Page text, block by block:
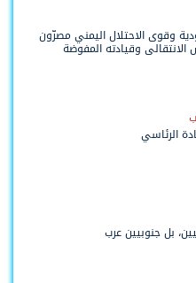
وقوى الاحتلال اليمني مصرّون
وقيادته المفوضة
الرئاسي
بل جنوبيين عرب